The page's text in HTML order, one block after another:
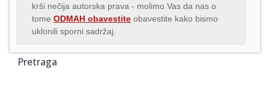
krši nečija autorska prava - molimo Vas da nas o
tome ODMAH obavestite obavestite kako bismo
uklonili sporni sadržaj.
Pretraga